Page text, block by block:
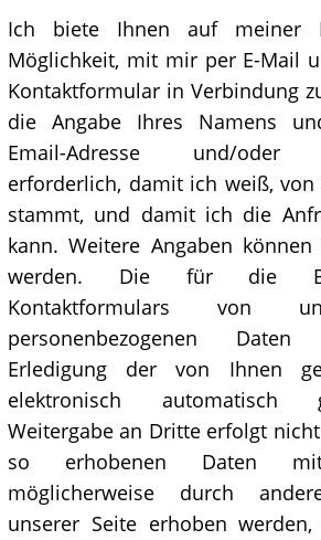
Ich biete Ihnen auf meiner
Möglichkeit, mit mir per E-Mail
Kontaktformular in Verbindung
die Angabe Ihres Namens
Email-Adresse und/oder
erforderlich, damit ich weiß,
stammt, und damit ich die
kann. Weitere Angaben
werden. Die für die
Kontaktformulars von
personenbezogenen
Erledigung der von Ihnen
elektronisch automatisch
Weitergabe an Dritte erfolgt
so erhobenen Daten
möglicherweise durch
unserer Seite erhoben